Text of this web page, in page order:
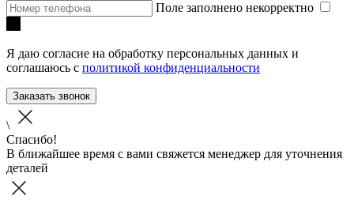
Поле заполнено некорректно
Я даю согласие на обработку персональных данных и
соглашаюсь с политикой конфиденциальности
Заказать звонок
\
Спасибо!
В ближайшее время с вами свяжется менеджер для уточнения
деталей